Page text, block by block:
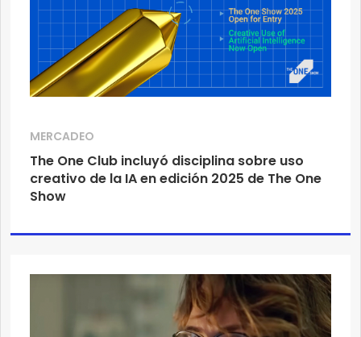
MERCADEO
The One Club incluyó disciplina sobre uso
creativo de la IA en edición 2025 de The One
Show